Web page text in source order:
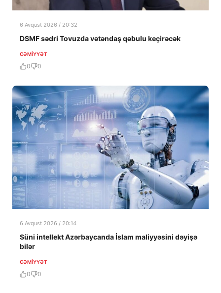
6 Avqust 2026 / 20:32
DSMF sədri Tovuzda vətəndaş qəbulu keçirəcək
CƏMIYYƏT
0 0
6 Avqust 2026 / 20:14
Süni intellekt Azərbaycanda İslam maliyyəsini dəyişə
bilər
CƏMIYYƏT
0 0